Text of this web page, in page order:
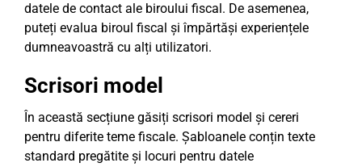
datele de contact ale biroului fiscal. De asemenea,
puteți evalua biroul fiscal și împărtăși experiențele
dumneavoastră cu alți utilizatori.
Scrisori model
În această secțiune găsiți scrisori model și cereri
pentru diferite teme fiscale. Șabloanele conțin texte
standard pregătite și locuri pentru datele